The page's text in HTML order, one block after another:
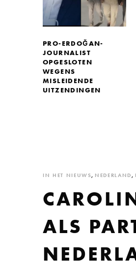
PRO-ERDOĞAN-
JOURNALIST
OPGESLOTEN
WEGENS
MISLEIDENDE
UITZENDINGEN
IN HET NIEUWS, NEDERLAND ,
ALS